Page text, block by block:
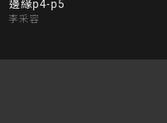
邊緣p4-p5
李采容